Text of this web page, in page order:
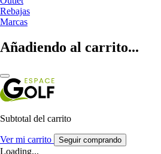
Rebajas
Marcas
Añadiendo al carrito...
Subtotal del carrito
Ver mi carrito Seguir comprando
Loading...